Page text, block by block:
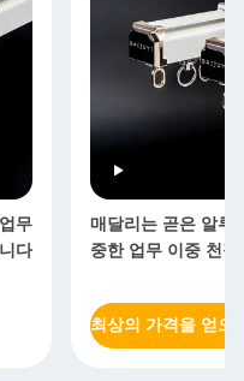
무
다
매달리는 곧은 알루
중한 업무 이중 천장
최상의 가격을 얻으